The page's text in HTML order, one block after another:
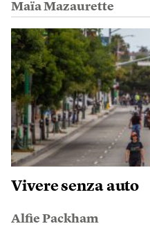
Maïa Mazaurette
Vivere senza auto
Alfie Packham